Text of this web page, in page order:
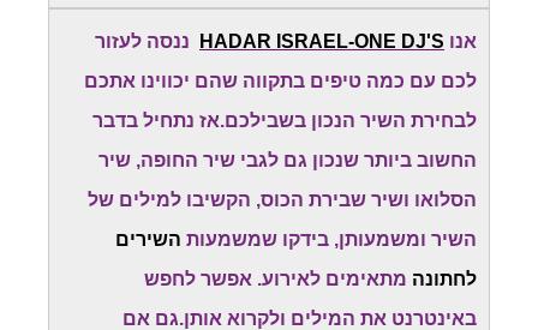
אנו HADAR ISRAEL-ONE DJ'S
ננסה לעזור
לכם עם כמה טיפים בתקווה שהם יכווינו אתכם
לבחירת השיר הנכון בשבילכם.אז נתחיל בדבר
החשוב ביותר שנכון גם לגבי שיר החופה, שיר
הסלואו ושיר שבירת הכוס, הקשיבו למילים של
השיר ומשמעותן, בידקו שמשמעות השירים
לחתונה מתאימים לאירוע. אפשר לחפש
באינטרנט את המילים ולקרוא אותן.גם אם